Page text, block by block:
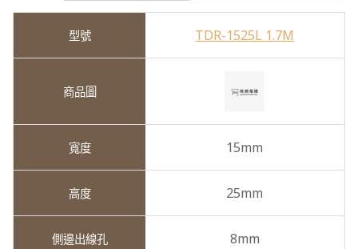
TDR-1525L 1.7M
15mm
25mm
8mm